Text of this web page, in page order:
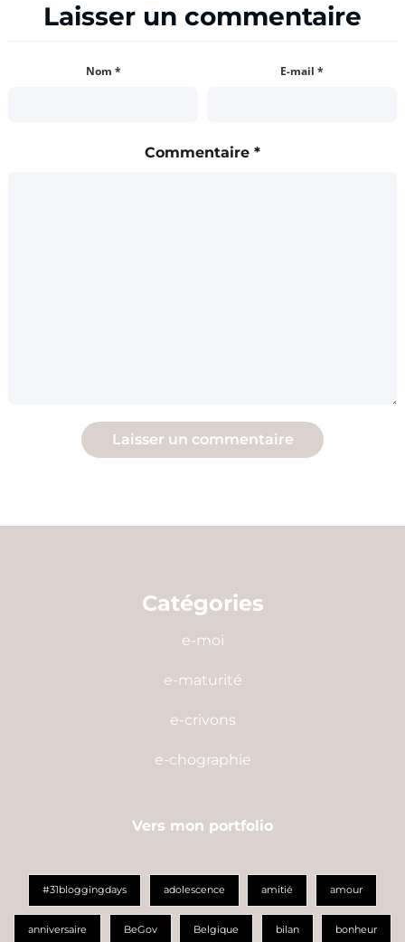
Laisser un commentaire
Nom * E-mail *
Commentaire *
Catégories
e-moi
e-maturité
e-crivons
e-chographie
Vers mon portfolio
#31bloggingdays adolescence amitié amour
anniversaire BeGov Belgique bilan bonheur